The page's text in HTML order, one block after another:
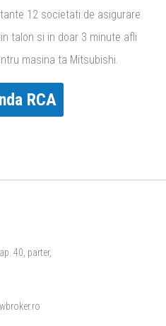
12 societati de asigurare
talon si in doar 3 minute afli
masina ta Mitsubishi.
RCA
40, parter,